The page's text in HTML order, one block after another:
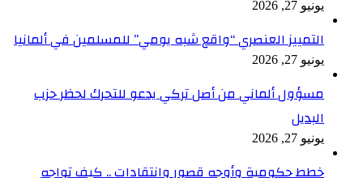
يونيو 27, 2026
التمييز العنصري “واقع شبه يومي” للمسلمين في ألمانيا
يونيو 27, 2026
مسؤول ألماني من أصل تركي يدعو للتحرك لحظر حزب
البديل
يونيو 27, 2026
خطط حكومية وأوجه قصور وانتقادات .. كيف تواجه